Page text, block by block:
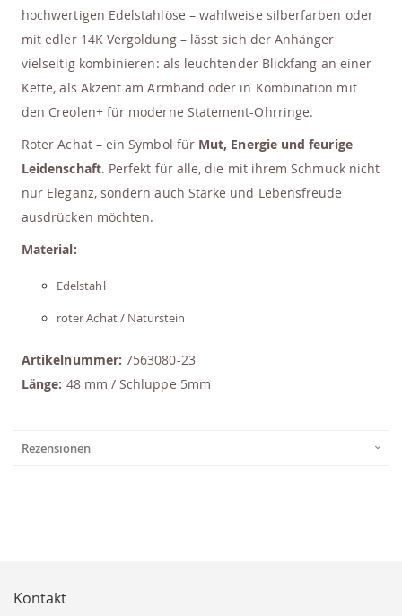
hochwertigen Edelstahlöse – wahlweise silberfarben oder
mit edler 14K Vergoldung – lässt sich der Anhänger
vielseitig kombinieren: als leuchtender Blickfang an einer
Kette, als Akzent am Armband oder in Kombination mit
den Creolen+ für moderne Statement-Ohrringe.
Roter Achat – ein Symbol für Mut, Energie und feurige
Leidenschaft. Perfekt für alle, die mit ihrem Schmuck nicht
nur Eleganz, sondern auch Stärke und Lebensfreude
ausdrücken möchten.
Material:
Edelstahl
roter Achat / Naturstein
Artikelnummer:7563080-23
Länge: 48 mm / Schluppe 5mm
Rezensionen
Kontakt